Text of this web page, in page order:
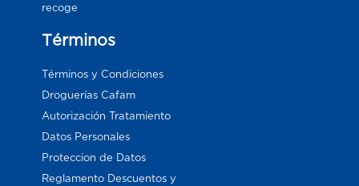
recoge
Términos
Términos y Condiciones
Droguerías Cafam
Autorización Tratamiento
Datos Personales
Proteccion de Datos
Reglamento Descuentos y